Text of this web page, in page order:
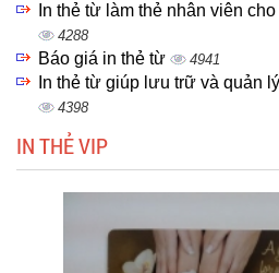
In thẻ từ làm thẻ nhân viên
4288
Báo giá in thẻ từ 4941
In thẻ từ giúp lưu trữ và quản
4398
IN THẺ VIP